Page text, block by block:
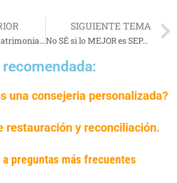
Restauración Matrimonial MILAGROSA
SIGUIENTE TEMA
No SÉ si lo MEJOR es SEPARARME
una consejeria personalizada?
restauración y reconciliación.
preguntas más frecuentes